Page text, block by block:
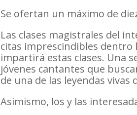
Se ofertan un máximo de
Las clases magistrales del
citas imprescindibles dentro
impartirá estas clases. Una
jóvenes cantantes que
de una de las leyendas vivas
Asimismo, los y las